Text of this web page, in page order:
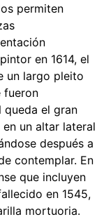
permiten
en 1614, el
un largo pleito
fueron
queda el gran
un altar lateral
después a
contemplar. En
que incluyen
en 1545,
mortuoria.